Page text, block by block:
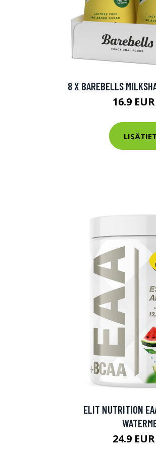
8 X BAREBELLS
16.9 EUR
ELIT NUTRITION
24.9 EUR